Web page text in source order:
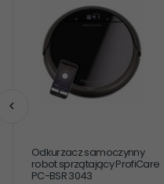
Odkurzacz samoczynny
robot sprzątający ProfiCare
PC-BSR 3043